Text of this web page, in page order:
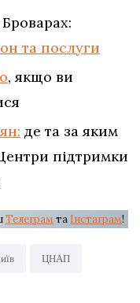
та послуги
, якщо ви
де та за яким
підтримки
Телеграм та Інстаграм!
ЦНАП